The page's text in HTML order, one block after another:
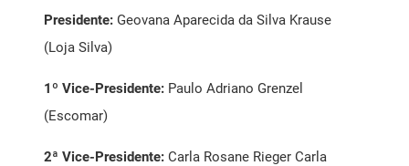
Presidente: Geovana Aparecida da Silva Krause
(Loja Silva)
1º Vice-Presidente: Paulo Adriano Grenzel
(Escomar)
2ª Vice-Presidente:Carla Rosane Rieger Carla